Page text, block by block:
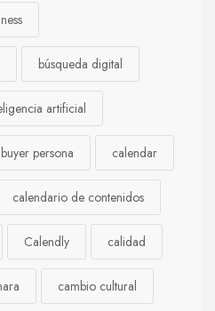
búsqueda digital
artificial
buyer persona calendar
calendario de contenidos
Calendly calidad
cambio cultural